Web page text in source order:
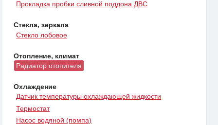
Прокладка пробки сливной поддона ДВС
Стекла, зеркала
Стекло лобовое
Отопление, климат
Радиатор отопителя
Охлаждение
Датчик температуры охлаждающей жидкости
Термостат
Насос водяной (помпа)